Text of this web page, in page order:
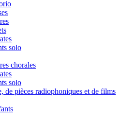
solo
chorales
solo
de pièces radiophoniques et de films